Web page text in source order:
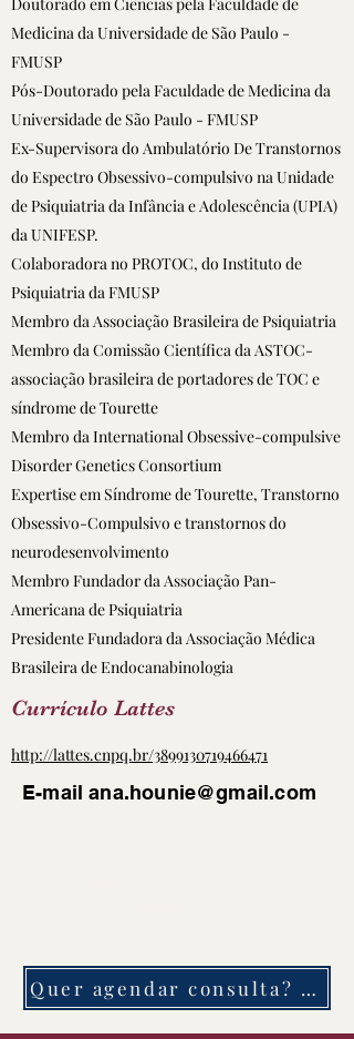
Medicina da Universidade de São Paulo -
FMUSP
Pós-Doutorado pela Faculdade de Medicina da
Universidade de São Paulo - FMUSP
Ex-Supervisora do Ambulatório De Transtornos
do Espectro Obsessivo-compulsivo na Unidade
de Psiquiatria da Infância e Adolescência (UPIA)
da UNIFESP.
Colaboradora no PROTOC, do Instituto de
Psiquiatria da FMUSP
Membro da Associação Brasileira de Psiquiatria
Membro da Comissão Científica da ASTOC-
associação brasileira de portadores de TOC e
síndrome de Tourette
Membro da International Obsessive-compulsive
Disorder Genetics Consortium
Expertise em Síndrome de Tourette, Transtorno
Obsessivo-Compulsivo e transtornos do
neurodesenvolvimento
Membro Fundador da Associação Pan-
Americana de Psiquiatria
Presidente Fundadora da Associação Médica
Brasileira de Endocanabinologia
Currículo Lattes
http://lattes.cnpq.br/3899130719466471
E-mailana.hounie@gmail.com
Quer agendar consulta? Clique aqui!